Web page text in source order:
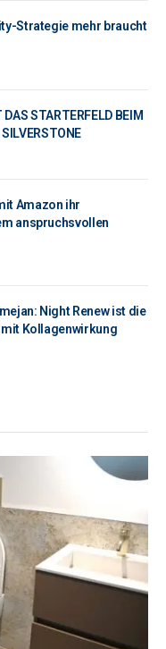
Strategie mehr braucht
STARTERFELD BEIM
SILVERSTONE
Amazon ihr
anspruchsvollen
Night Renew ist die
Kollagenwirkung